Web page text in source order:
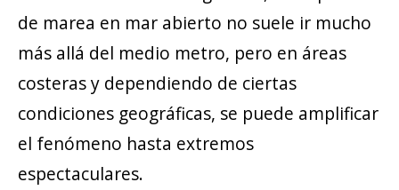
de marea en mar abierto no suele ir mucho
más allá del medio metro, pero en áreas
costeras y dependiendo de ciertas
condiciones geográficas, se puede amplificar
el fenómeno hasta extremos
espectaculares.